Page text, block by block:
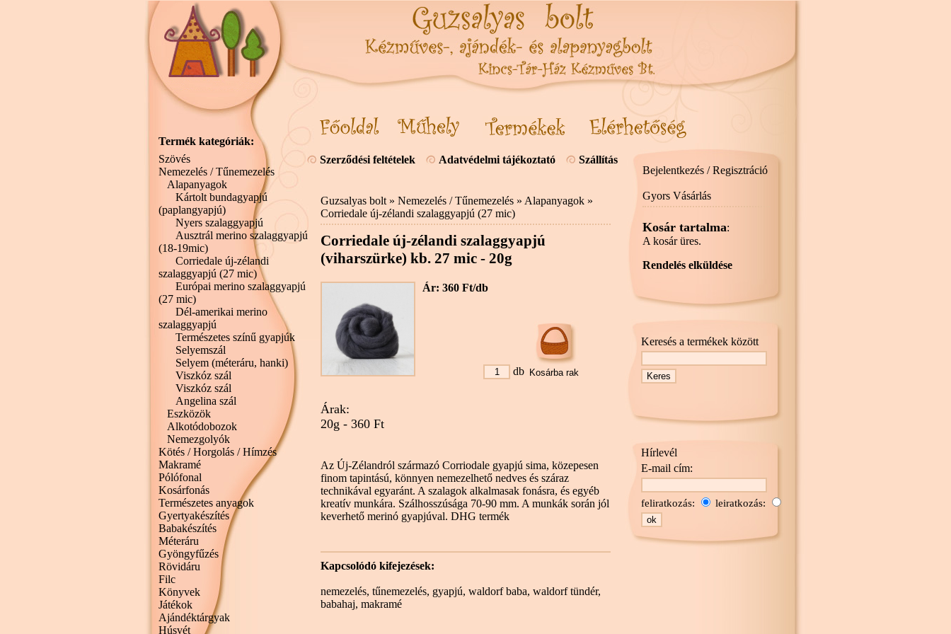
Szerződési feltételek Adatvédelmi tájékoztató Szállítás
Guzsalyas bolt » Nemezelés / Tűnemezelés » Alapanyagok »
Corriedale új-zélandi szalaggyapjú (27 mic)
Corriedale új-zélandi szalaggyapjú
(viharszürke) kb. 27 mic - 20g
Ár: 360 Ft/db
db
Árak:
20g - 360 Ft
Az Új-Zélandról származó Corriodale gyapjú sima, közepesen
finom tapintású, könnyen nemezelhető nedves és száraz
technikával egyaránt. A szalagok alkalmasak fonásra, és egyéb
kreatív munkára. Szálhosszúsága 70-90 mm. A munkák során jól
keverhető merinó gyapjúval. DHG termék
Kapcsolódó kifejezések:
nemezelés, tűnemezelés, gyapjú, waldorf baba, waldorf tündér,
babahaj, makramé
Bejelentkezés / Regisztráció
Gyors Vásárlás
Kosár tartalma:
A kosár üres.
Rendelés elküldése
Keresés a termékek között
Hírlevél
E-mail cím:
feliratkozás: leiratkozás:
Termék kategóriák:
Szövés
Nemezelés / Tűnemezelés
Alapanyagok
Kártolt bundagyapjú
(paplangyapjú)
Nyers szalaggyapjú
Ausztrál merino szalaggyapjú
(18-19mic)
Corriedale új-zélandi
szalaggyapjú (27 mic)
Európai merino szalaggyapjú
(27 mic)
Dél-amerikai merino
szalaggyapjú
Természetes színű gyapjúk
Selyemszál
Selyem (méteráru, hanki)
Viszkóz szál
Viszkóz szál
Angelina szál
Eszközök
Alkotódobozok
Nemezgolyók
Kötés / Horgolás / Hímzés
Makramé
Pólófonal
Kosárfonás
Természetes anyagok
Gyertyakészítés
Babakészítés
Méteráru
Gyöngyfűzés
Rövidáru
Filc
Könyvek
Játékok
Ajándéktárgyak
Húsvét